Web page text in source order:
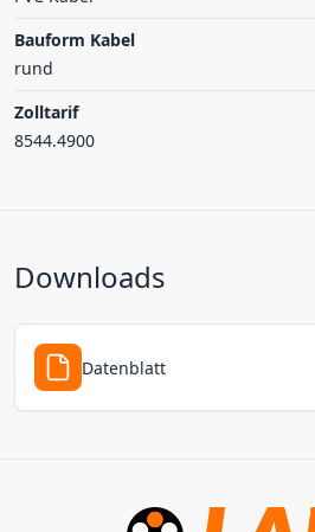
Bauform Kabel
rund
Zolltarif
8544.4900
Downloads
Datenblatt